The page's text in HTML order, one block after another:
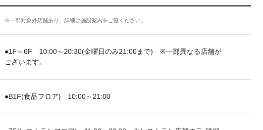
※一部対象外店舗あり、詳細は施設案内をご覧ください。
●1F～6F 10:00～20:30(金曜日のみ21:00まで) ※一部異なる店舗が
ございます。
●B1F(食品フロア) 10:00～21:00